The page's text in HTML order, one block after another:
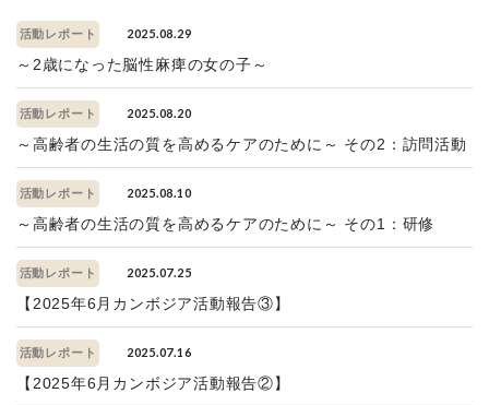
活動レポート 2025.08.29
～2歳になった脳性麻痺の女の子～
活動レポート 2025.08.20
～高齢者の生活の質を高めるケアのために～ その2：訪問活動
活動レポート 2025.08.10
～高齢者の生活の質を高めるケアのために～ その1：研修
活動レポート 2025.07.25
【2025年6月カンボジア活動報告③】
活動レポート 2025.07.16
【2025年6月カンボジア活動報告②】